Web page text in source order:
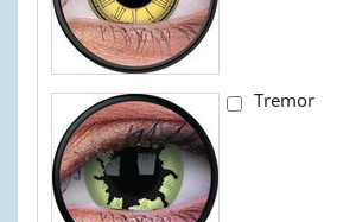
Tremor